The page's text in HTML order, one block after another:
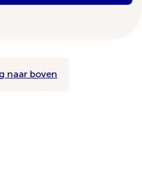
naar boven